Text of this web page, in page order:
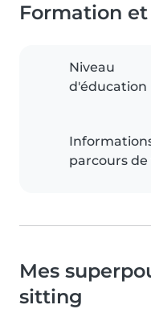
Formation
Niveau
d'éducation
parcours
Mes
sitting